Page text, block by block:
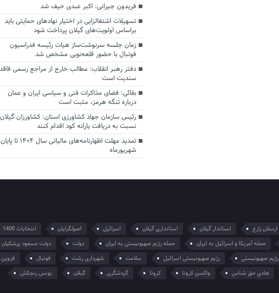
فریدون جیرانی: اکبر عبدی حیف شد
تسهیلات اشتغالزایی در اختیار نهادهای حمایتی باید
براساس اولویت‌های گیلان پرداخت شود
زمان جلسه سرنوشت‌ساز هیات رئیسه فدراسیون
فوتبال با حضور قلعه‌نویی مشخص شد
دفتر رهبر انقلاب: مطالب خارج از مراجع رسمی فاقد
سندیت است
بقائی: فضای مذاکرات فنی و سیاسی ایران و عمان
درباره تنگه هرمز، مثبت است
رئیس سازمان جهاد کشاورزی استان: کشاورزان گیلان
نسبت به دریافت یارانه کود اقدام کنند
تمدید مهلت اظهارنامه‌های مالیاتی سال ۱۴۰۴ تا پایان
شهریورماه
ارسلان زارع استاندار گیلان استانداری گیلان اسرائیل اصولگرایان انتخابات 1400
حمله آمریکا و اسرائیل به ایران حمله رژیم صهیونیستی به ایران دولت دولت مسعود پزشکیان
رژیم صهیونیستی رژیم صهیونیستی اسرائیل سلامت شهرداری رشت فوتبال قزوین
هادی حق شناس واکسن کرونا کرونا گردشگری گیلان یونس رنجکش